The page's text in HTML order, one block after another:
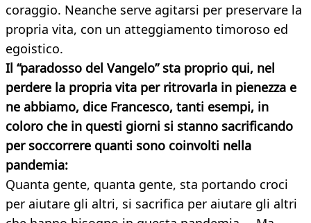
coraggio. Neanche serve agitarsi per preservare la
propria vita, con un atteggiamento timoroso ed
egoistico.
Il “paradosso del Vangelo” sta proprio qui, nel
perdere la propria vita per ritrovarla in pienezza e
ne abbiamo, dice Francesco, tanti esempi, in
coloro che in questi giorni si stanno sacrificando
per soccorrere quanti sono coinvolti nella
pandemia:
Quanta gente, quanta gente, sta portando croci
per aiutare gli altri, si sacrifica per aiutare gli altri